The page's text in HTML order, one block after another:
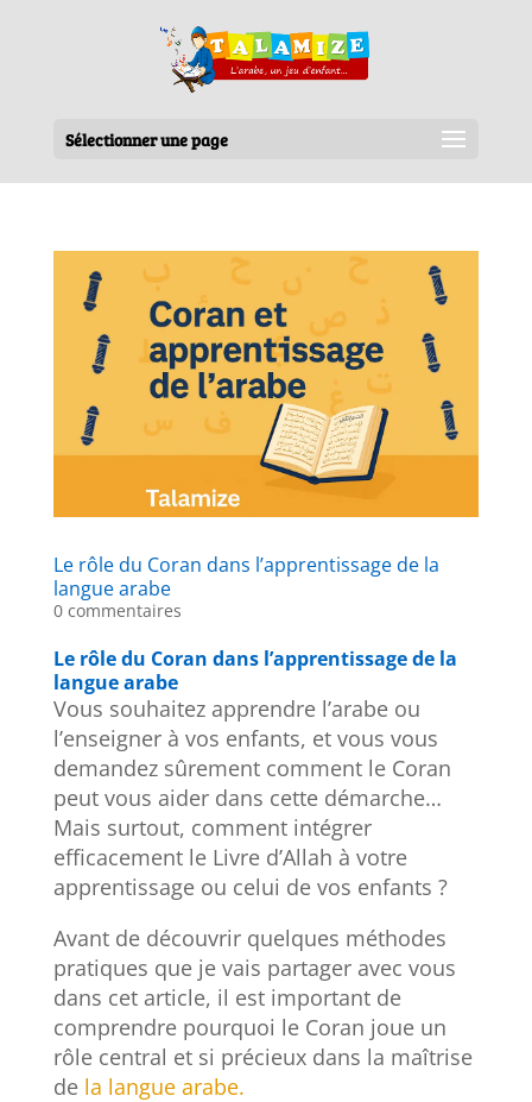
Sélectionner une page
Le rôle du Coran dans l’apprentissage de la
langue arabe
0 commentaires
Le rôle du Coran dans l’apprentissage de la
langue arabe
Vous souhaitez apprendre l’arabe ou
l’enseigner à vos enfants, et vous vous
demandez sûrement comment le Coran
peut vous aider dans cette démarche…
Mais surtout, comment intégrer
efficacement le Livre d’Allah à votre
apprentissage ou celui de vos enfants ?
Avant de découvrir quelques méthodes
pratiques que je vais partager avec vous
dans cet article, il est important de
comprendre pourquoi le Coran joue un
rôle central et si précieux dans la maîtrise
de la langue arabe.